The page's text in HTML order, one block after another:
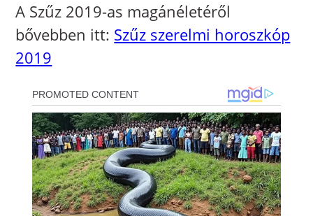
A Szűz 2019-as magánéletéről
bővebben itt: Szűz szerelmi horoszkóp
2019